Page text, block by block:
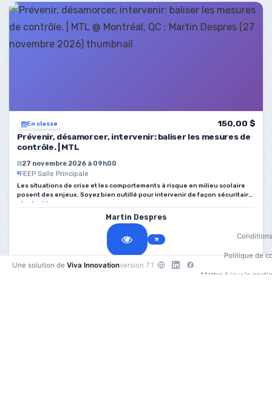
En classe
150,00 $
Prévenir, désamorcer, intervenir: baliser les mesures de
contrôle. | MTL
27 novembre 2026 à 09h00
FEEP Salle Principale
Les situations de crise et les comportements à risque en milieu scolaire
posent des enjeux. Soyez bien outillé pour intervenir de façon sécuritaire
et adaptée.
Martin Despres
Une solution de Viva Innovationversion 7.1
Politique de
Mettre à jour la